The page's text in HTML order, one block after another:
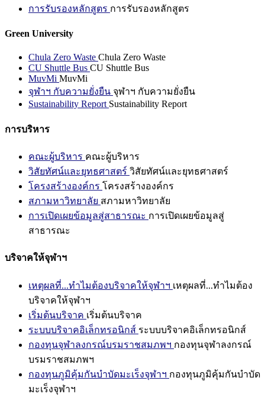
การรับรองหลักสูตร การรับรองหลักสูตร
Green University
Chula Zero Waste Chula Zero Waste
CU Shuttle Bus CU Shuttle Bus
MuvMi MuvMi
จุฬาฯ กับความยั่งยืน จุฬาฯ กับความยั่งยืน
Sustainability Report Sustainability Report
การบริหาร
คณะผู้บริหาร คณะผู้บริหาร
วิสัยทัศน์และยุทธศาสตร์ วิสัยทัศน์และยุทธศาสตร์
โครงสร้างองค์กร โครงสร้างองค์กร
สภามหาวิทยาลัย สภามหาวิทยาลัย
การเปิดเผยข้อมูลสู่สาธารณะ การเปิดเผยข้อมูลสู่
สาธารณะ
บริจาคให้จุฬาฯ
เหตุผลที่...ทำไมต้องบริจาคให้จุฬาฯ เหตุผลที่...ทำไมต้อง
บริจาคให้จุฬาฯ
เริ่มต้นบริจาค เริ่มต้นบริจาค
ระบบบริจาคอิเล็กทรอนิกส์ ระบบบริจาคอิเล็กทรอนิกส์
กองทุนจุฬาลงกรณ์บรมราชสมภพฯ กองทุนจุฬาลงกรณ์
บรมราชสมภพฯ
กองทุนภูมิคุ้มกันบำบัดมะเร็งจุฬาฯ กองทุนภูมิคุ้มกันบำบัด
มะเร็งจุฬาฯ